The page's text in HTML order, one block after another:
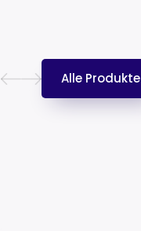
Alle Produkte